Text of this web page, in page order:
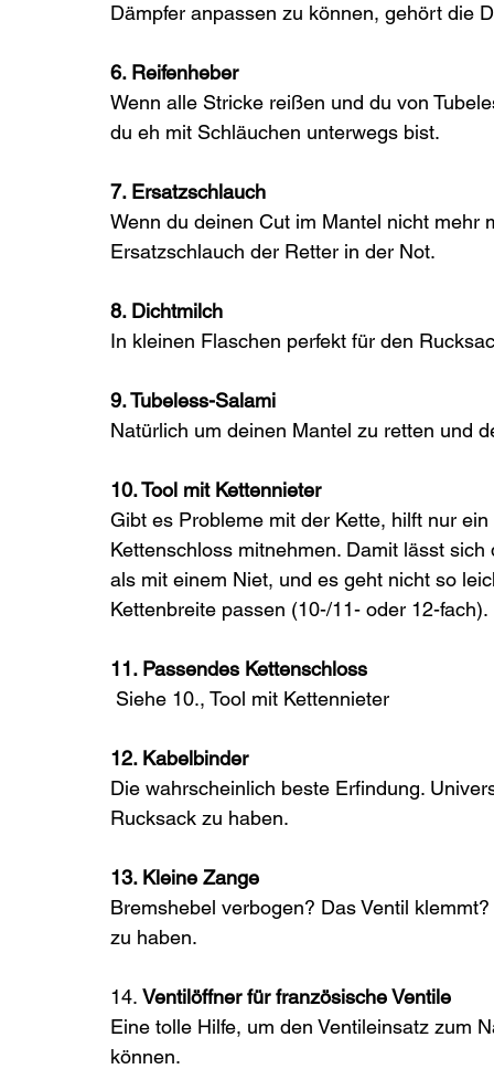
Dämpfer anpassen zu können, gehört die
6. Reifenheber
Wenn alle Stricke reißen und du von
du eh mit Schläuchen unterwegs bist.
7. Ersatzschlauch
Wenn du deinen Cut im Mantel nicht
Ersatzschlauch der Retter in der Not.
8. Dichtmilch
In kleinen Flaschen perfekt für den
9. Tubeless-Salami
Natürlich um deinen Mantel zu retten und
10. Tool mit Kettennieter
Gibt es Probleme mit der Kette, hilft nur
Kettenschloss mitnehmen. Damit lässt
als mit einem Niet, und es geht nicht so
Kettenbreite passen (10-/11- oder 12-fach).
11. Passendes Kettenschloss
Siehe 10., Tool mit Kettennieter
12. Kabelbinder
Die wahrscheinlich beste Erfindung.
Rucksack zu haben.
13. Kleine Zange
Bremshebel verbogen? Das Ventil
zu haben.
14. Ventilöffner für französische Ventile
Eine tolle Hilfe, um den Ventileinsatz zum
können.